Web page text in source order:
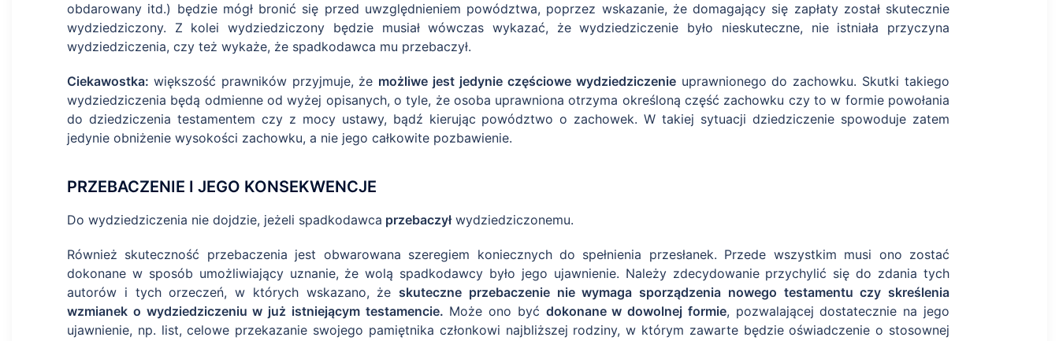
obdarowany itd.) będzie mógł bronić się przed uwzględnieniem powództwa, poprzez wskazanie, że domagający się zapłaty został skutecznie
wydziedziczony. Z kolei wydziedziczony będzie musiał wówczas wykazać, że wydziedziczenie było nieskuteczne, nie istniała przyczyna
wydziedziczenia, czy też wykaże, że spadkodawca mu przebaczył.
Ciekawostka: większość prawników przyjmuje, że możliwe jest jedynie częściowe wydziedziczenieuprawnionego do zachowku. Skutki takiego
wydziedziczenia będą odmienne od wyżej opisanych, o tyle, że osoba uprawniona otrzyma określoną część zachowku czy to w formie powołania
do dziedziczenia testamentem czy z mocy ustawy, bądź kierując powództwo o zachowek. W takiej sytuacji dziedziczenie spowoduje zatem
jedynie obniżenie wysokości zachowku, a nie jego całkowite pozbawienie.
PRZEBACZENIE I JEGO KONSEKWENCJE
Do wydziedziczenia nie dojdzie, jeżeli spadkodawca przebaczyłwydziedziczonemu.
Również skuteczność przebaczenia jest obwarowana szeregiem koniecznych do spełnienia przesłanek. Przede wszystkim musi ono zostać
dokonane w sposób umożliwiający uznanie, że wolą spadkodawcy było jego ujawnienie. Należy zdecydowanie przychylić się do zdania tych
autorów i tych orzeczeń, w których wskazano, że skuteczne przebaczenie nie wymaga sporządzenia nowego testamentu czy skreślenia
wzmianek o wydziedziczeniu w już istniejącym testamencie. Może ono być dokonane w dowolnej formie, pozwalającej dostatecznie na jego
ujawnienie, np. list, celowe przekazanie swojego pamiętnika członkowi najbliższej rodziny, w którym zawarte będzie oświadczenie o stosownej